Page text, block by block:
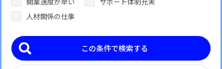
人材関係の仕事